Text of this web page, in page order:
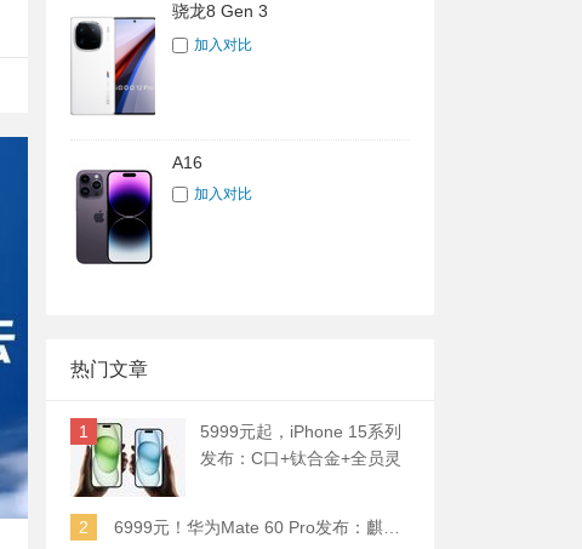
骁龙8 Gen 3
加入对比
A16
加入对比
热门文章
1
5999元起，iPhone 15系列
发布：C口+钛合金+全员灵
2 6999元！华为Mate 60 Pro发布：麒麟9000S+卫星通话 (附初步跑分)